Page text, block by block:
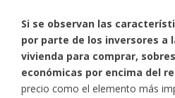
Si se observan las
por parte de los inversores a
vivienda para comprar,
económicas por encima del
precio como el elemento más